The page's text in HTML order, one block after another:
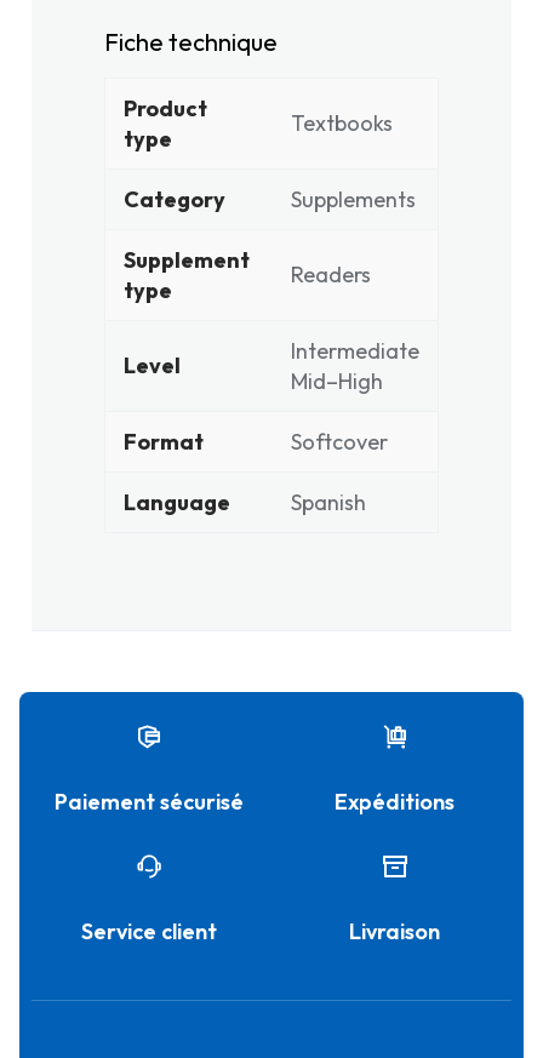
Fiche technique
Product
type
Textbooks
Category Supplements
Supplement
type
Readers
Level
Intermediate
Mid–High
Format Softcover
Language Spanish
Paiement sécurisé Expéditions
Service client Livraison